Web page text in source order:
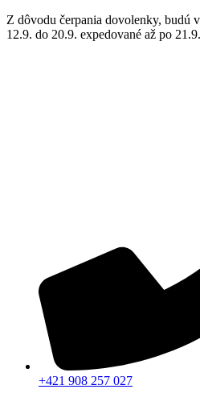
Z dôvodu čerpania dovolenky, budú
12.9. do 20.9. expedované až po 21.9.
+421 908 257 027